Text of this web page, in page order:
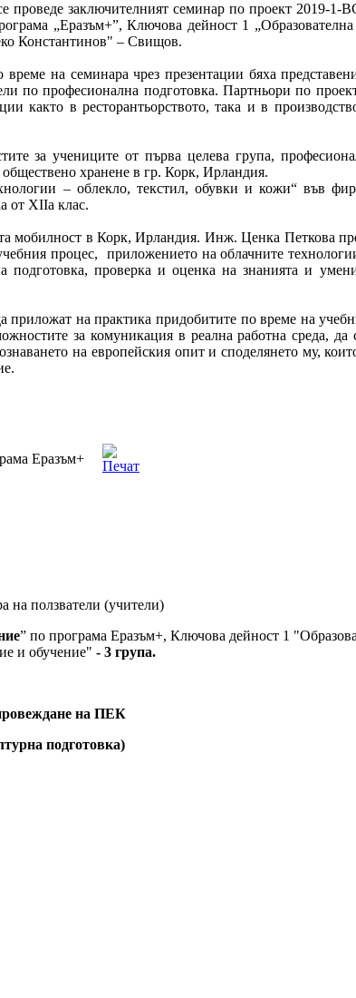
проведе заключителният семинар по проект 2019-1-
„Еразъм+”, Ключова дейност 1
Константинов" – Свищов.
на семинара чрез презентации бяха
по професионална подготовка. Партньори по
както в ресторантьорството, така и в
за учениците от първа целева група,
обществено хранене в гр. Корк, Ирландия.
– облекло, текстил, обувки и кожи“ във
от XIIа клас.
мобилност в Корк, Ирландия. Инж. Ценка Петкова
процес, приложението на облачните
проверка и оценка на знанията и
на практика придобитите по време на
за комуникация в реална работна среда,
на европейския опит и споделянето му,
Еразъм+
на ползватели (учители)
” по програма Еразъм+, Ключова дейност 1
и обучение" - 3 група.
на ПЕК
подготовка)